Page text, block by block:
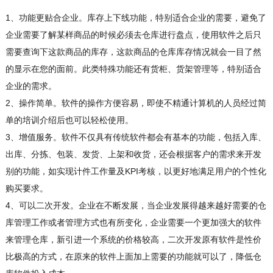
1、功能更贴合企业。库存上下线功能，特别适合企业的需要，避免了
企业需要了解某样商品的时候必须去仓库进行盘点，使用软件之后只
需要查询下这款商品的库存，这款商品的仓库库存情况就会一目了然
的显示在您的面前。此类特殊功能还有货柜、货架管理等，特别适合
企业的需求。
2、操作简单。软件的操作方便容易，即使不精通计算机的人员经过简
单的培训介绍后也可以轻松使用。
3、增值服务。软件不仅具有传统软件都会有基本的功能，包括入库、
出库、分拣、包装、发货、上架和收货，还会根据客户的需求来开发
别的功能，如实现计件工作量及KPI考核，以更好地满足用户的个性化
购买要求。
4、可以二次开发。企业在不断发展，当企业发展得越来越好需要的仓
库管理工作或者管理方式也有所变化，企业需要一个更加强大的软件
来管理仓库，新引进一个系统的价格较高，二次开发原有软件是性价
比极高的方式，在原来的软件上面加上需要的功能就可以了，降低仓